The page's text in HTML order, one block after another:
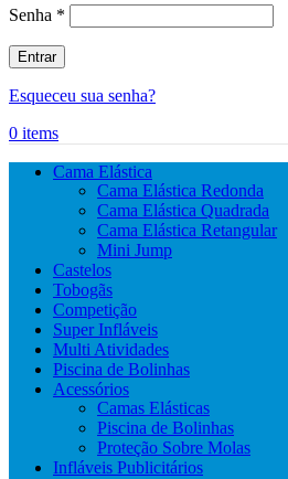
Senha *
Entrar
Esqueceu sua senha?
0 items
Cama Elástica
Cama Elástica Redonda
Cama Elástica Quadrada
Cama Elástica Retangular
Mini Jump
Castelos
Tobogãs
Competição
Super Infláveis
Multi Atividades
Piscina de Bolinhas
Acessórios
Camas Elásticas
Piscina de Bolinhas
Proteção Sobre Molas
Infláveis Publicitários